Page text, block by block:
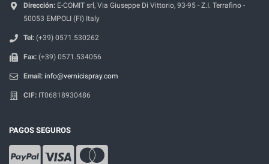
Dirección: E-COMIT srl, Via Giuseppe Di Vittorio, 93-95 - Z.I. Terrafino -
50053 EMPOLI (FI) Italy
Tel: (+39) 0571.530262
Fax: (+39) 0571.534056
Email: info@vernicispray.com
CIF: IT06818930486
PAGOS SEGUROS